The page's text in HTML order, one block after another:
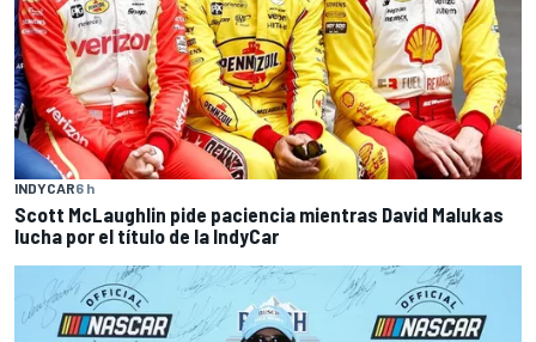
INDYCAR6 h
Scott McLaughlin pide paciencia mientras David Malukas
lucha por el título de la IndyCar